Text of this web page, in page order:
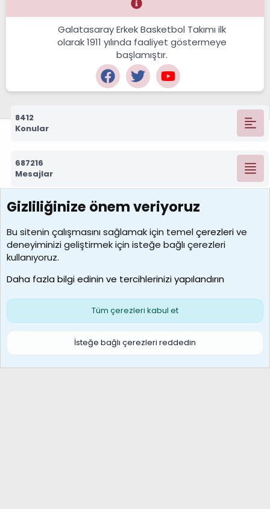
Galatasaray Erkek Basketbol Takımı ilk
olarak 1911 yılında faaliyet göstermeye
başlamıştır.
8412
Konular
687216
Mesajlar
7388
Kullanıcılar
borabekirogluu
Son üye
Çerezler
S
Gizliliğinize önem veriyoruz
Bu sitenin çalışmasını sağlamak için temelçerezlerive
deneyiminizi geliştirmek için isteğe bağlı çerezleri
kullanıyoruz.
Daha fazla bilgi edinin ve tercihlerinizi yapılandırın
Tüm çerezleri kabul et
İsteğe bağlı çerezleri reddedin